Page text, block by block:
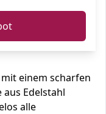
einem scharfen
Edelstahl
alle